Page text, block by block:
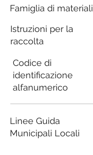
Famiglia di materiali
Istruzioni per la
raccolta
Codice di
identificazione
alfanumerico
Linee Guida
Municipali Locali